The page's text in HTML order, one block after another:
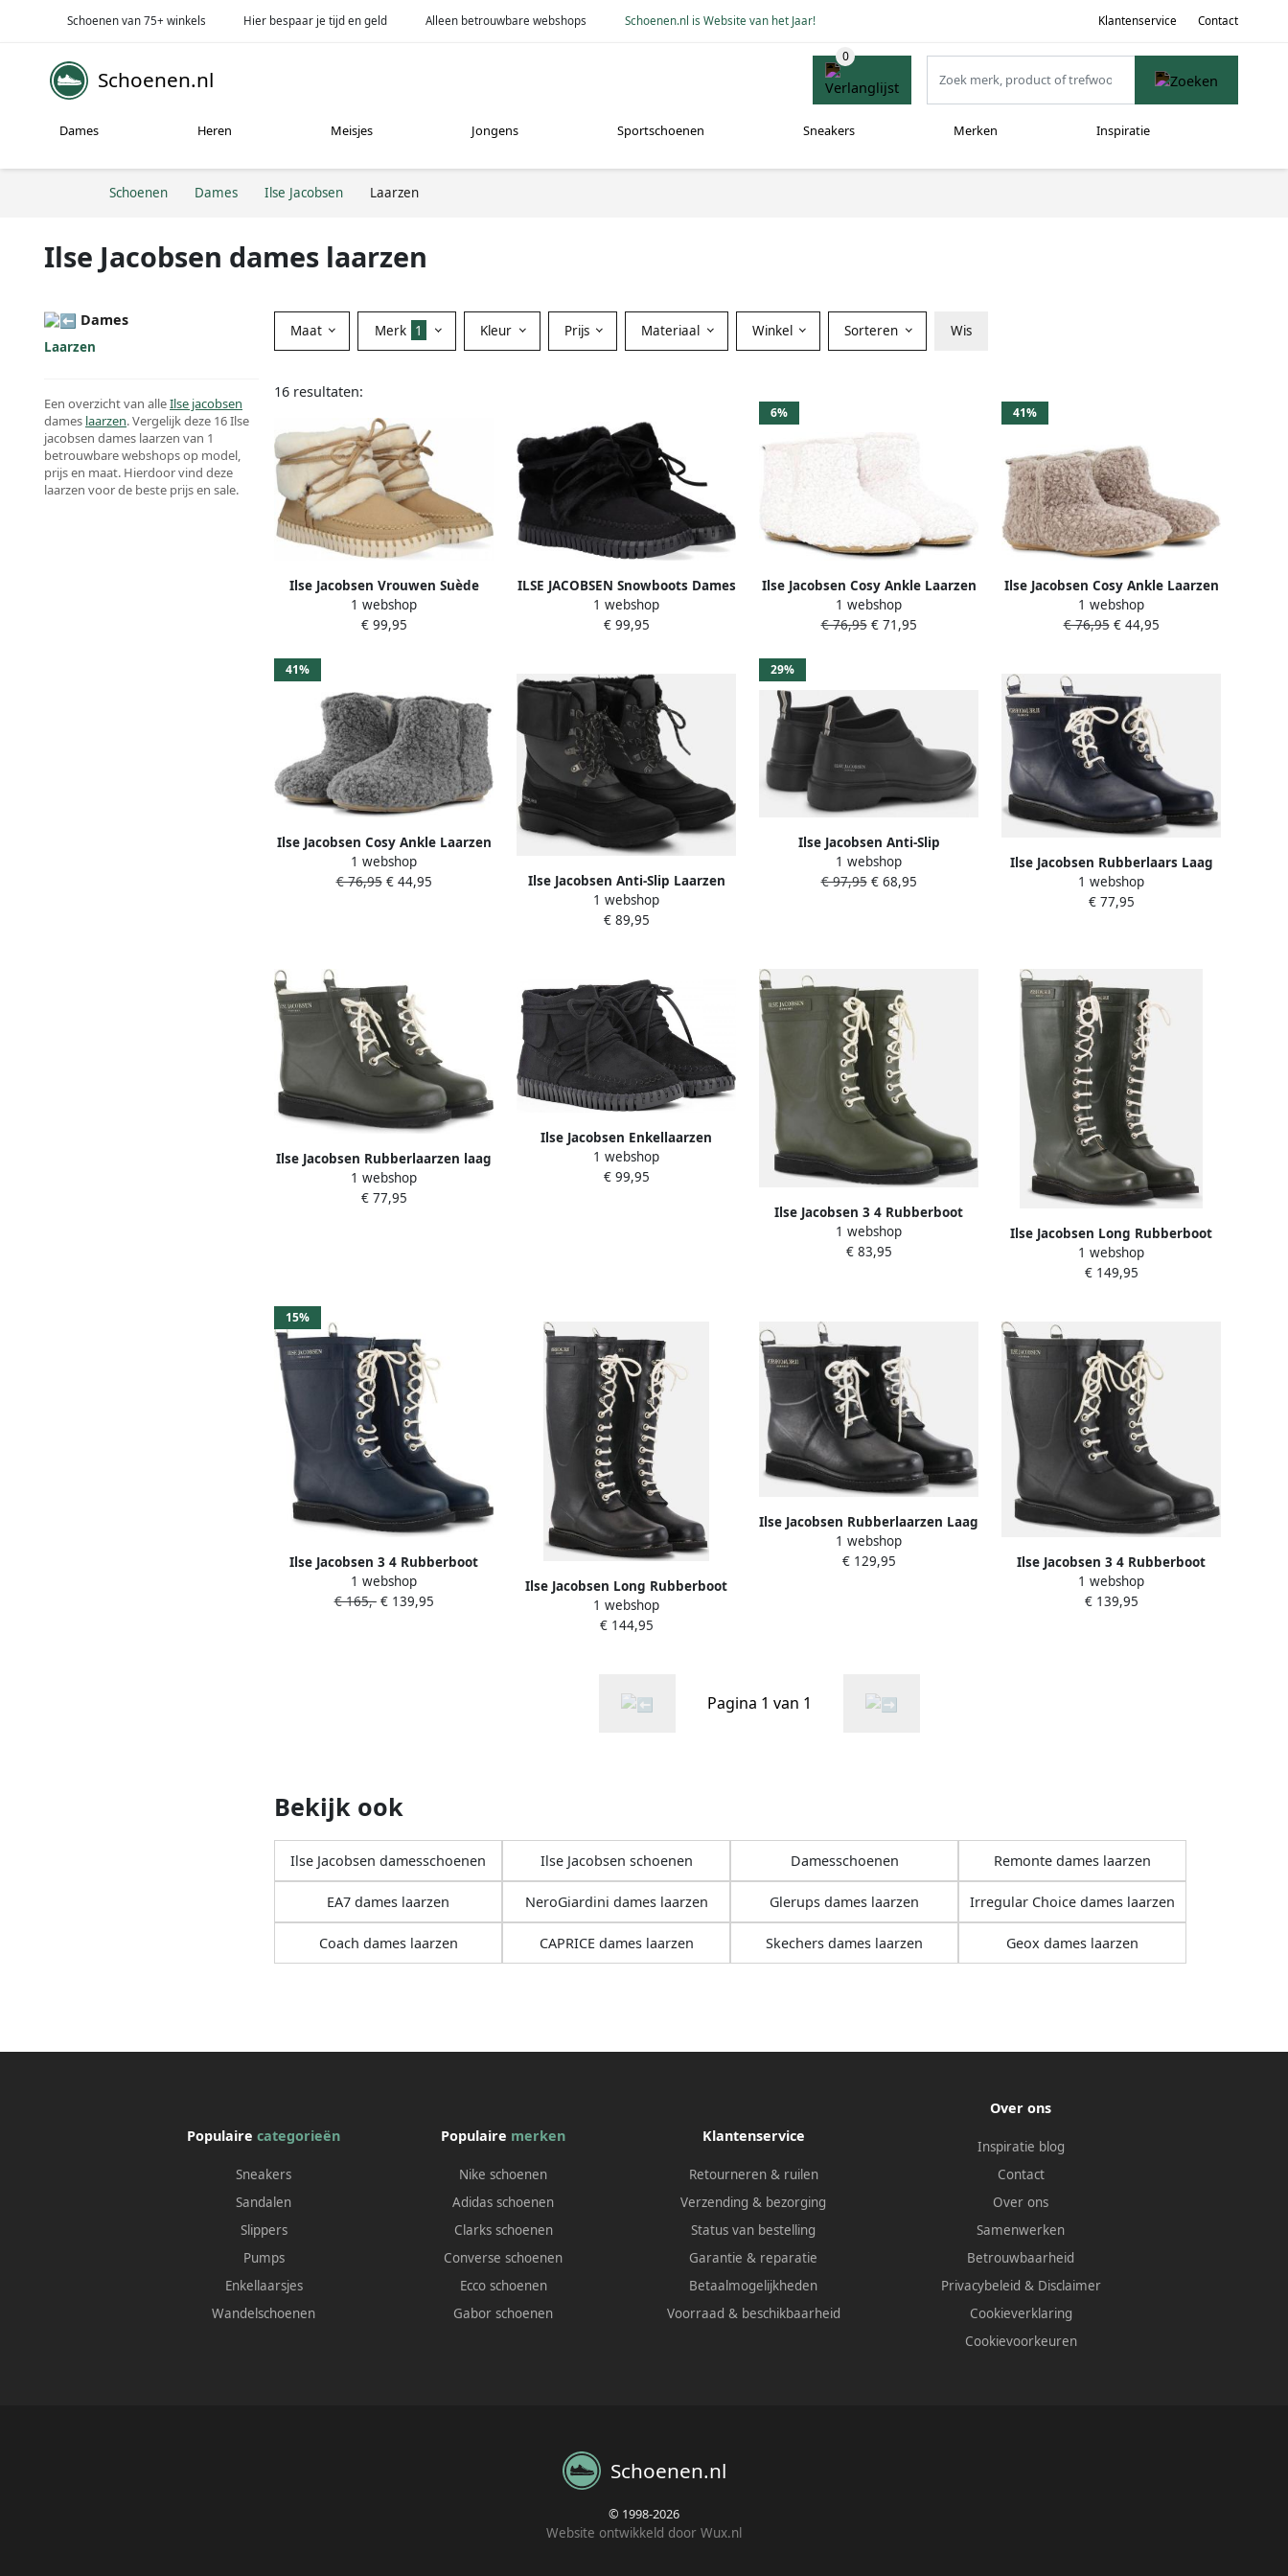
Schoenen van 75+ winkels Hier bespaar je tijd en geld Alleen betrouwbare webshops Schoenen.nl is Website van het Jaar! Klantenservice Contact
Schoenen.nl
Dames Heren Meisjes Jongens Sportschoenen Sneakers Merken Inspiratie
Schoenen Dames Ilse Jacobsen Laarzen
Ilse Jacobsen dames laarzen
Dames
Laarzen
Een overzicht van alleIlse jacobsen
dames laarzen. Vergelijk deze 16 Ilse
jacobsen dames laarzen van 1
betrouwbare webshops op model,
prijs en maat. Hierdoor vind deze
laarzen voor de beste prijs en sale.
Maat Merk 1 Kleur Prijs Materiaal Winkel Sorteren Wis
16 resultaten:
Ilse Jacobsen Vrouwen Suède
Enkellaarsjes Laarzen
Damesschoenen Tulip 6072 Beige
1 webshop
€ 99,95
ILSE JACOBSEN Snowboots Dames
Tulip6072 Maat: 37 Materiaal:
Suèdelook Kleur: Zwart
1 webshop
€ 99,95
6%
Ilse Jacobsen Cosy Ankle Laarzen
Dames
1 webshop
€ 76,95€ 71,95
41%
Ilse Jacobsen Cosy Ankle Laarzen
Dames
1 webshop
€ 76,95€ 44,95
41%
Ilse Jacobsen Cosy Ankle Laarzen
Dames
1 webshop
€ 76,95€ 44,95
Ilse Jacobsen Anti-Slip Laarzen
EXPLORER02 Black
1 webshop
€ 89,95
29%
Ilse Jacobsen Anti-Slip
Rubberschoenen RUBAIR02 001
Black
1 webshop
€ 97,95€ 68,95
Ilse Jacobsen Rubberlaars Laag
Indigo Blauw Donkerblauw
1 webshop
€ 77,95
Ilse Jacobsen Rubberlaarzen laag
RUB2 410 Army
1 webshop
€ 77,95
Ilse Jacobsen Enkellaarzen
TULIP6073 001 Black
1 webshop
€ 99,95
Ilse Jacobsen 3 4 Rubberboot
Regenlaars Dames Middenkaki
1 webshop
€ 83,95
Ilse Jacobsen Long Rubberboot
Regenlaars Dames Middenkaki
1 webshop
€ 149,95
15%
Ilse Jacobsen 3 4 Rubberboot
Regenlaars Dames Indigo Blauw
1 webshop
€ 165,-€ 139,95
Ilse Jacobsen Long Rubberboot
Regenlaars Dames Zwart
1 webshop
€ 144,95
Ilse Jacobsen Rubberlaarzen Laag
RUB2 001 Black
1 webshop
€ 129,95
Ilse Jacobsen 3 4 Rubberboot
Regenlaars Dames Zwart
1 webshop
€ 139,95
Pagina 1 van 1
Bekijk ook
Ilse Jacobsen damesschoenen Ilse Jacobsen schoenen Damesschoenen Remonte dames laarzen
EA7 dames laarzen NeroGiardini dames laarzen Glerups dames laarzen Irregular Choice dames laarzen
Coach dames laarzen CAPRICE dames laarzen Skechers dames laarzen Geox dames laarzen
Populairecategorieën
Sneakers
Sandalen
Slippers
Pumps
Enkellaarsjes
Wandelschoenen
Populaire merken
Nike schoenen
Adidas schoenen
Clarks schoenen
Converse schoenen
Ecco schoenen
Gabor schoenen
Klantenservice
Retourneren & ruilen
Verzending & bezorging
Status van bestelling
Garantie & reparatie
Betaalmogelijkheden
Voorraad & beschikbaarheid
Over ons
Inspiratie blog
Contact
Over ons
Samenwerken
Betrouwbaarheid
Privacybeleid & Disclaimer
Cookieverklaring
Cookievoorkeuren
Schoenen.nl
© 1998-2026
Website ontwikkeld door Wux.nl